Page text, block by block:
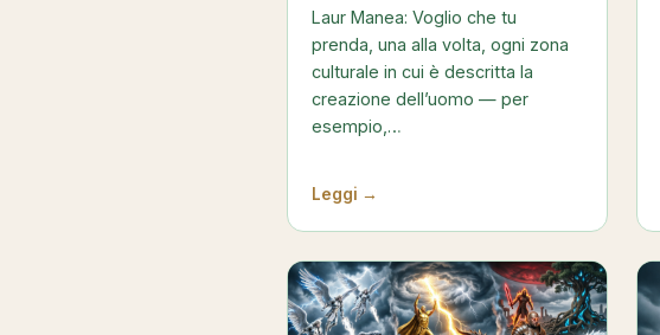
Laur Manea: Voglio che tu
prenda, una alla volta, ogni zona
culturale in cui è descritta la
creazione dell’uomo — per
esempio,…
Leggi →